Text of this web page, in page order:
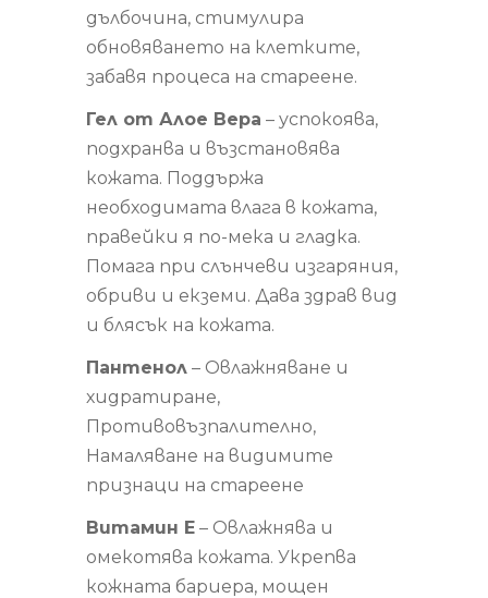
дълбочина, стимулира
обновяването на клетките,
забавя процеса на стареене.
Гел от Алое Вера – успокоява,
подхранва и възстановява
кожата. Поддържа
необходимата влага в кожата,
правейки я по-мека и гладка.
Помага при слънчеви изгаряния,
обриви и екземи. Дава здрав вид
и блясък на кожата.
Пантенол – Овлажняване и
хидратиране,
Противовъзпалително,
Намаляване на видимите
признаци на стареене
Витамин Е – Овлажнява и
омекотява кожата. Укрепва
кожната бариера, мощен